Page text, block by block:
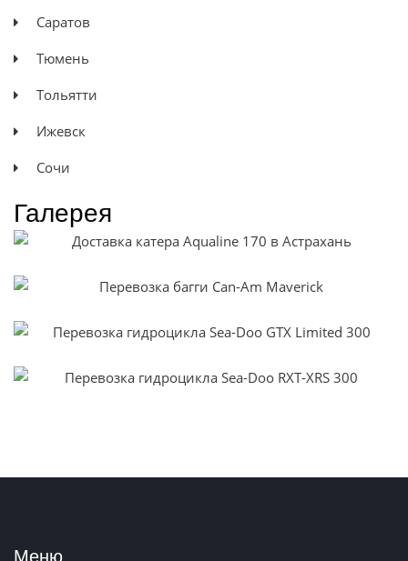
Саратов
Тюмень
Тольятти
Ижевск
Сочи
Галерея
Меню